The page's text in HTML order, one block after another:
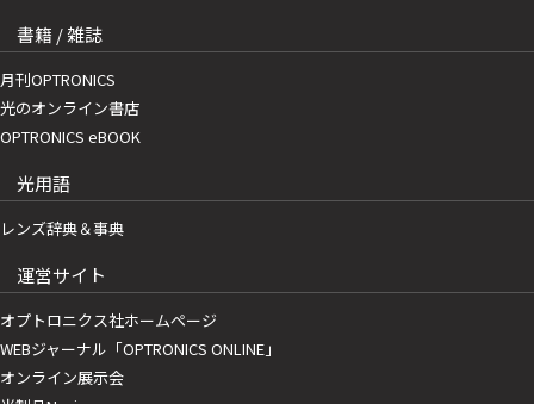
書籍 / 雑誌
月刊OPTRONICS
光のオンライン書店
OPTRONICS eBOOK
光用語
レンズ辞典＆事典
運営サイト
オプトロニクス社ホームページ
WEBジャーナル「OPTRONICS ONLINE」
オンライン展示会